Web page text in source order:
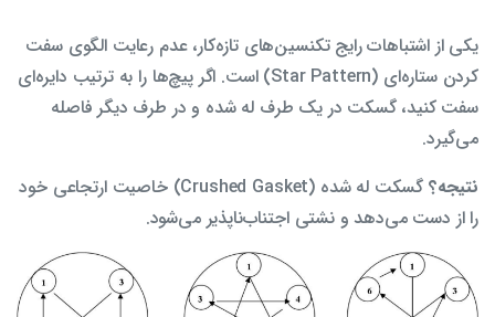
یکی از اشتباهات رایج تکنسین‌های تازه‌کار، عدم رعایت الگوی سفت
کردن ستاره‌ای (Star Pattern) است. اگر پیچ‌ها را به ترتیب دایره‌ای
سفت کنید، گسکت در یک طرف له شده و در طرف دیگر فاصله
می‌گیرد.
نتیجه؟
گسکت له شده (Crushed Gasket) خاصیت ارتجاعی خود
را از دست می‌دهد و نشتی اجتناب‌ناپذیر می‌شود.